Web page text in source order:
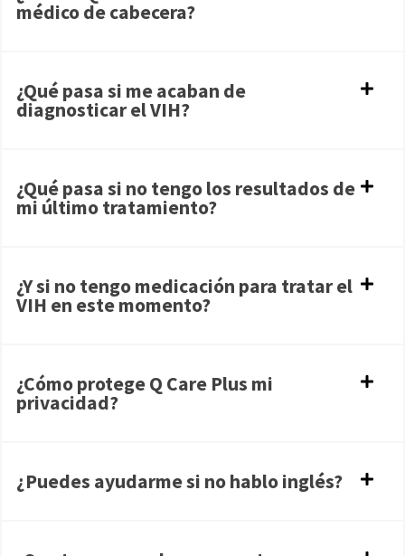
médico de cabecera?
¿Qué pasa si me acaban de
diagnosticar el VIH?
¿Qué pasa si no tengo los resultados de
mi último tratamiento?
¿Y si no tengo medicación para tratar el
VIH en este momento?
¿Cómo protege Q Care Plus mi
privacidad?
¿Puedes ayudarme si no hablo inglés?